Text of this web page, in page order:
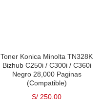
Toner Konica Minolta TN328K
Bizhub C250i / C300i / C360i
Negro 28,000 Paginas
(Compatible)
S/ 250.00